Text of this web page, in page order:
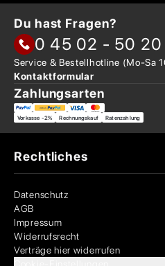
Du hast Fragen?
0 45 02 - 50 20
Service & Bestellhotline (Mo-Sa
Kontaktformular
Zahlungsarten
Vorkasse -2% Rechnungskauf Ratenzahlung
Rechtliches
Datenschutz
AGB
Impressum
Widerrufsrecht
Verträge hier widerrufen